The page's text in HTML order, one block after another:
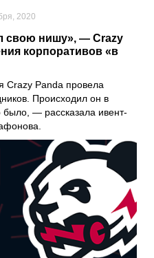
2020
свою нишу», — Crazy
корпоративов «в
Crazy Panda провела
Происходил он в
— рассказала ивент-